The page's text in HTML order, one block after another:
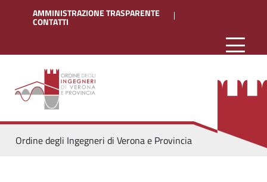
AMMINISTRAZIONE TRASPARENTE
CONTATTI
Ordine degli Ingegneri di Verona e Provincia